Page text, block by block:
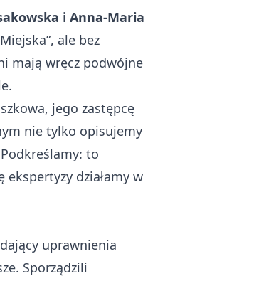
i Anna-Maria
ale bez
mają wręcz podwójne
jego zastępcę
nie tylko opisujemy
to
działamy w
uprawnienia
Sporządzili